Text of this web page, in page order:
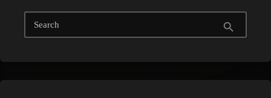
Search search